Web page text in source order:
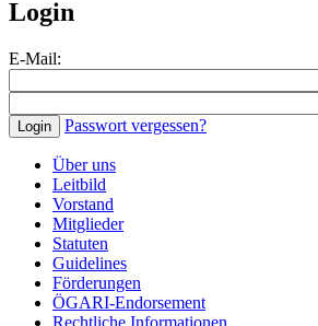
Login
E-Mail:
Passwort vergessen?
Über uns
Leitbild
Vorstand
Mitglieder
Statuten
Guidelines
Förderungen
ÖGARI-Endorsement